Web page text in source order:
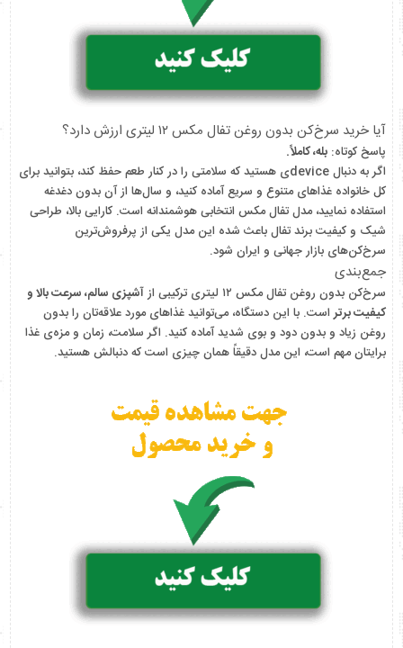
آیا خرید سرخ‌کن بدون روغن تفال مکس ۱۲ لیتری ارزش دارد؟
پاسخ کوتاه:بله، کاملاً.
اگر به دنبال deviceی هستید که سلامتی را در کنار طعم حفظ کند، بتوانید برای
کل خانواده غذاهای متنوع و سریع آماده کنید، و سال‌ها از آن بدون دغدغه
استفاده نمایید، مدل تفال مکس انتخابی هوشمندانه است. کارایی بالا، طراحی
شیک و کیفیت برند تفال باعث شده این مدل یکی از پرفروش‌ترین
سرخ‌کن‌های بازار جهانی و ایران شود.
جمع‌بندی
سرخ‌کن بدون روغن تفال مکس ۱۲ لیتری ترکیبی از
آشپزی سالم، سرعت بالا و
کیفیت برتراست. با این دستگاه، می‌توانید غذاهای مورد علاقه‌تان را بدون
روغن زیاد و بدون دود و بوی شدید آماده کنید. اگر سلامت، زمان و مزه‌ی غذا
برایتان مهم است، این مدل دقیقاً همان چیزی است که دنبالش هستید.